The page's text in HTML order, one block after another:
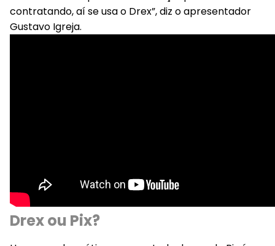
contratando, aí se usa o Drex”, diz o apresentador
Gustavo Igreja.
Drex ou Pix?